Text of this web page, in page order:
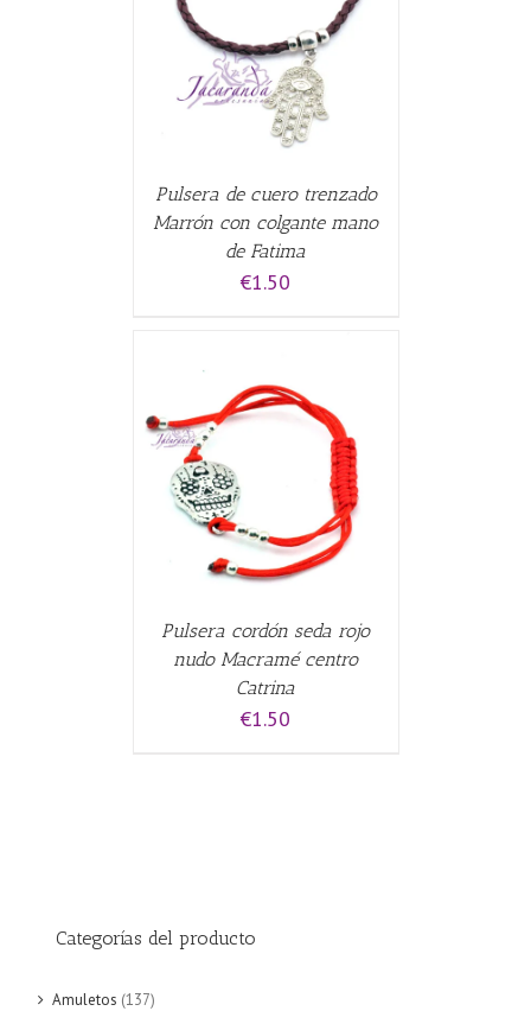
Pulsera de cuero trenzado
Marrón con colgante mano
de Fatima
€1.50
Pulsera cordón seda rojo
nudo Macramé centro
Catrina
€1.50
Categorías del producto
Amuletos (137)